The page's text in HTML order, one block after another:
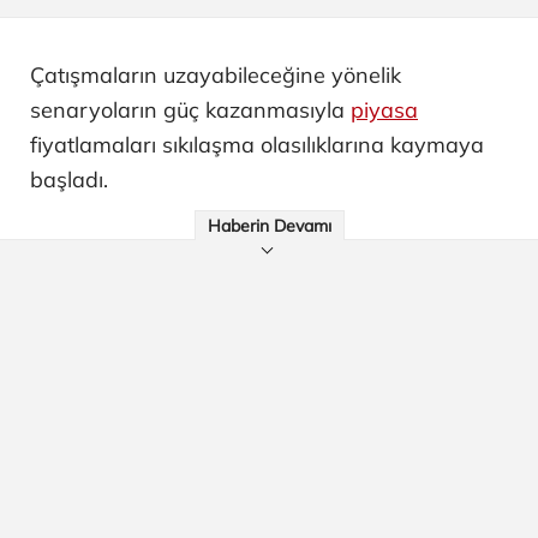
Çatışmaların uzayabileceğine yönelik
senaryoların güç kazanmasıyla piyasa
fiyatlamaları sıkılaşma olasılıklarına kaymaya
başladı.
Haberin Devamı